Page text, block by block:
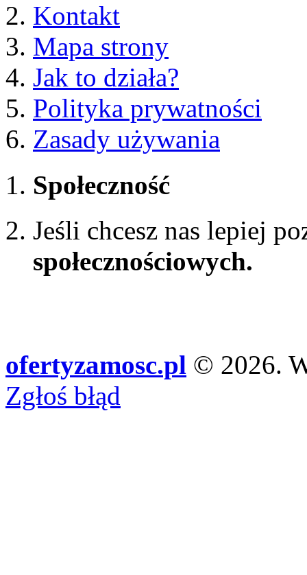
Kontakt
Mapa strony
Jak to działa?
Polityka prywatności
Zasady używania
Społeczność
Jeśli chcesz nas lepiej
społecznościowych.
ofertyzamosc.pl © 2026.
Zgłoś błąd